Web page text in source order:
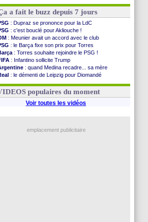
a fait le buzz depuis 7 jours
: Dupraz se prononce pour la LdC
: c'est bouclé pour Akliouche !
: Meunier avait un accord avec le club
: le Barça fixe son prix pour Torres
: Torres souhaite rejoindre le PSG !
: Infantino sollicite Trump
: quand Medina recadre... sa mère
: le démenti de Leipzig pour Diomandé
: le conseiller d'Infantino démissionne !
populaires du moment
Voir toutes les vidéos
emplacement publicitaire